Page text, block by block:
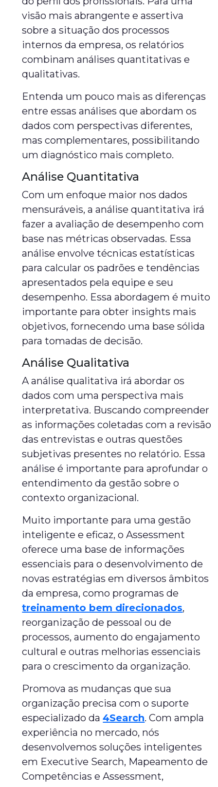
visão mais abrangente e assertiva
sobre a situação dos processos
internos da empresa, os relatórios
combinam análises quantitativas e
qualitativas.
Entenda um pouco mais as diferenças
entre essas análises que abordam os
dados com perspectivas diferentes,
mas complementares, possibilitando
um diagnóstico mais completo.
Análise Quantitativa
Com um enfoque maior nos dados
mensuráveis, a análise quantitativa irá
fazer a avaliação de desempenho com
base nas métricas observadas. Essa
análise envolve técnicas estatísticas
para calcular os padrões e tendências
apresentados pela equipe e seu
desempenho. Essa abordagem é muito
importante para obter insights mais
objetivos, fornecendo uma base sólida
para tomadas de decisão.
Análise Qualitativa
A análise qualitativa irá abordar os
dados com uma perspectiva mais
interpretativa. Buscando compreender
as informações coletadas com a revisão
das entrevistas e outras questões
subjetivas presentes no relatório. Essa
análise é importante para aprofundar o
entendimento da gestão sobre o
contexto organizacional.
Muito importante para uma gestão
inteligente e eficaz, o Assessment
oferece uma base de informações
essenciais para o desenvolvimento de
novas estratégias em diversos âmbitos
da empresa, como programas de
treinamento bem direcionados,
reorganização de pessoal ou de
processos, aumento do engajamento
cultural e outras melhorias essenciais
para o crescimento da organização.
Promova as mudanças que sua
organização precisa com o suporte
especializado da4Search. Com ampla
experiência no mercado, nós
desenvolvemos soluções inteligentes
em Executive Search, Mapeamento de
Competências e Assessment,